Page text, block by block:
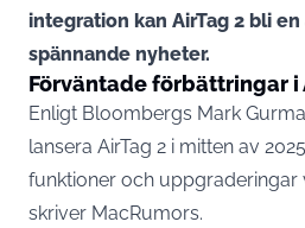
integration kan AirTag 2 bli en
spännande nyheter.
Förväntade förbättringar i
Enligt Bloombergs Mark
lansera AirTag 2 i mitten av
funktioner och uppgraderingar
skriver MacRumors.